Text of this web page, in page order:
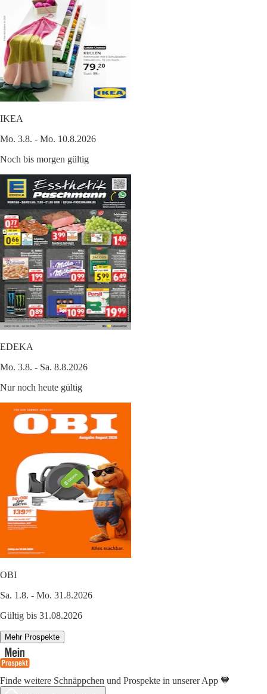
IKEA
Mo. 3.8. - Mo. 10.8.2026
Noch bis morgen gültig
EDEKA
Mo. 3.8. - Sa. 8.8.2026
Nur noch heute gültig
OBI
Sa. 1.8. - Mo. 31.8.2026
Gültig bis 31.08.2026
Mehr Prospekte
Finde weitere Schnäppchen und Prospekte in unserer App 🧡